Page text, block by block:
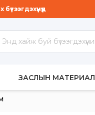
ЗАСЛЫН МАТЕРИАЛ